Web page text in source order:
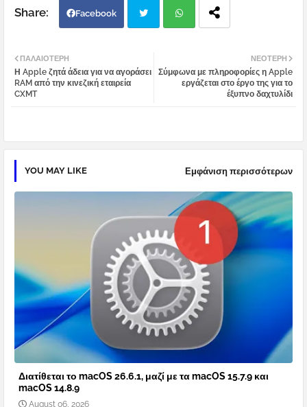
Facebook
tter atsa
ΝΕΌΤΕΡΗ
Σύμφωνα με πληροφορίες η Apple
εργάζεται στο έργο της για το
έξυπνο δαχτυλίδι
ΠΑΛΑΙΌΤΕΡΗ
Η Apple ζητά άδεια για να αγοράσει
RAM από την κινεζική εταιρεία
CXMT
YOU MAY LIKE Εμφάνιση περισσότερων
Διατίθεται το macOS 26.6.1, μαζί με τα macOS 15.7.9 και
macOS 14.8.9
August 06, 2026